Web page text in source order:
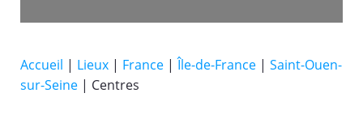
Accueil | Lieux | France |Île-de-France | Saint-Ouen-
sur-Seine | Centres